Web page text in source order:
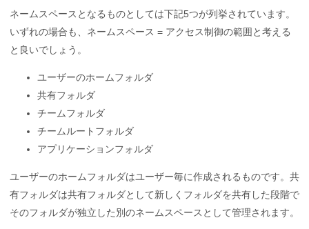
ネームスペースとなるものとしては下記5つが列挙されています。
いずれの場合も、ネームスペース = アクセス制御の範囲と考える
と良いでしょう。
ユーザーのホームフォルダ
共有フォルダ
チームフォルダ
チームルートフォルダ
アプリケーションフォルダ
ユーザーのホームフォルダはユーザー毎に作成されるものです。共
有フォルダは共有フォルダとして新しくフォルダを共有した段階で
そのフォルダが独立した別のネームスペースとして管理されます。